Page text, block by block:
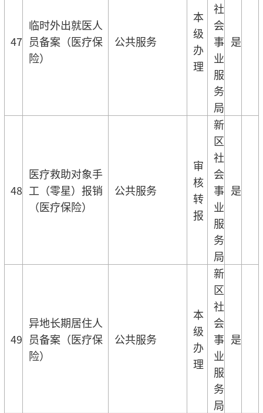
47
临时外出就医人
员备案（医疗保
险）
公共服务
本
级
办
理
社
会
事
业
服
务
局
是
48
医疗救助对象手
工（零星）报销
（医疗保险）
公共服务
审
核
转
报
新
区
社
会
事
业
服
务
局
是
49
异地长期居住人
员备案（医疗保
险）
公共服务
本
级
办
理
新
区
社
会
事
业
服
务
局
是